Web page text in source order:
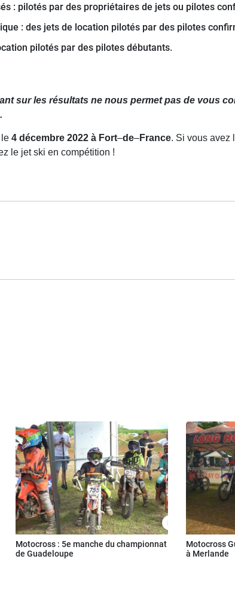
: pilotés par des propriétaires de jets ou pilotes
: des jets de location pilotés par des pilotes
pilotés par des pilotes débutants.
sur les résultats ne nous permet pas de vous
le 4 décembre 2022 à Fort–de–France. Si vous avez
le jet ski en compétition !
Motocross : 5e manche du championnat
de Guadeloupe
Motocross
à Merlande